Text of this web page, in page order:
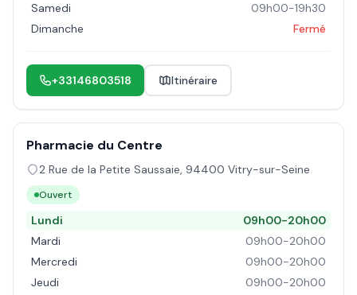
Samedi
09h00-19h30
Dimanche
Fermé
+33146803518 Itinéraire
Pharmacie du Centre
2 Rue de la Petite Saussaie, 94400 Vitry-sur-Seine
Ouvert
Lundi
09h00-20h00
Mardi
09h00-20h00
Mercredi
09h00-20h00
Jeudi
09h00-20h00